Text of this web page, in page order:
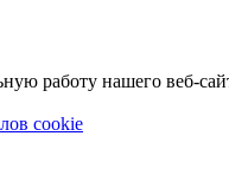
работу нашего веб-
cookie